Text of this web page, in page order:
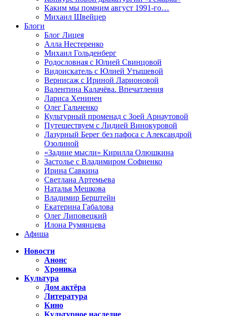
Каким мы помним август 1991-го…
Михаил Швейцер
Блоги
Блог Лицея
Алла Нестеренко
Михаил Гольденберг
Родословная с Юлией Свинцовой
Видоискатель с Юлией Утышевой
Вернисаж с Ириной Ларионовой
Валентина Калачёва. Впечатления
Лариса Хенинен
Олег Гальченко
Культурный променад с Зоей Арнаутовой
Путешествуем с Лидией Винокуровой
Лазурный Берег без пафоса с Александрой
Озолиной
«Задние мысли» Кирилла Олюшкина
Застолье с Владимиром Софиенко
Ирина Савкина
Светлана Артемьева
Наталья Мешкова
Владимир Берштейн
Екатерина Габалова
Олег Липовецкий
Илона Румянцева
Афиша
Новости
Анонс
Хроника
Культура
Дом актёра
Литература
Кино